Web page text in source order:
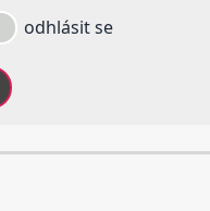
odhlásit se